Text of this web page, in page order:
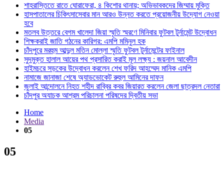
শাহরাস্তিতে রাতে ঘোরাফেরা, ৪ কিশোর থানায়; অভিভাবকদের জিম্মায় মুক্তি
হাসপাতালের চিকিৎসাসেবার মান আরও উন্নত করতে প্রয়োজনীয় উদ্যোগ নেওয়া
হবে
মতলব উত্তরে বেগম খালেদা জিয়া স্মৃতি স্মরণে মিনিবার ফুটবল টুর্নামেন্ট উদ্বোধন
শিক্ষকরাই জাতি গঠনের কারিগর: এমপি মমিনুল হক
চাঁদপুরে মরহুম আব্দুল মতিন মোল্লা স্মৃতি ফুটবল টুর্নামেন্টের ফাইনাল
সুদমুক্ত হালাল আয়ের পথ প্রসারিত করাই মূল লক্ষ্য : জয়নাল আবেদীন
হাইমচরে সড়কের উদ্বোধন করলেন শেখ ফরিদ আহম্মেদ মানিক এমপি
নামাজে জানাজা শেষে অ্যাডভোকেট রুহুল আমিনের দাফন
জুলাই আন্দোলনে নিহত শহীদ রাব্বির কবর জিয়ারত করলেন জেলা ছাত্রদল নেতারা
চাঁদপুর অযাচক আশ্রম পরিচালনা পরিষদের দ্বিতীয় সভা
Home
Media
05
05